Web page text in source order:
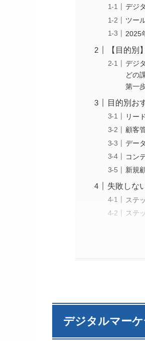
デジ
ツー
2025
【目的
デジ
どの
第一
目的別お
リー
顧客
デー
コン
新規
失敗しな
ステ
ステ
デジタルマー